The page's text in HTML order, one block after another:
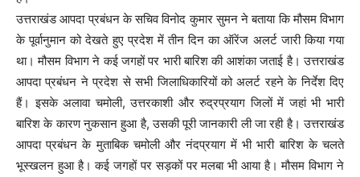
उत्तराखंड आपदा प्रबंधन के सचिव विनोद कुमार सुमन ने बताया कि मौसम विभाग
के पूर्वानुमान को देखते हुए प्रदेश में तीन दिन का ऑरेंज अलर्ट जारी किया गया
था। मौसम विभाग ने कई जगहों पर भारी बारिश की आशंका जताई है। उत्तराखंड
आपदा प्रबंधन ने प्रदेश से सभी जिलाधिकारियों को अलर्ट रहने के निर्देश दिए
हैं। इसके अलावा चमोली, उत्तरकाशी और रुद्रप्रयाग जिलों में जहां भी भारी
बारिश के कारण नुकसान हुआ है, उसकी पूरी जानकारी ली जा रही है। उत्तराखंड
आपदा प्रबंधन के मुताबिक चमोली और नंदप्रयाग में भी भारी बारिश के चलते
भूस्खलन हुआ है। कई जगहों पर सड़कों पर मलबा भी आया है। मौसम विभाग ने